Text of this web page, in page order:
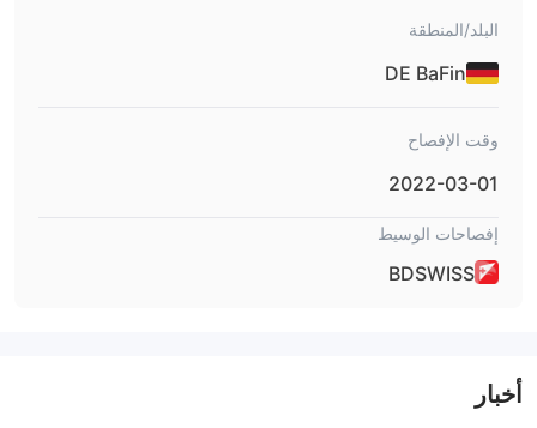
هل BDSWISS شرعي؟
نعم. BDSWISS مرخصة
أدوات السوق
أنواع الحسابات/الرسوم
كلاسيك، VIP، وصفر الانتشار
البلد/المنطقة
DE BaFin
وقت الإفصاح
2022-03-01
إفصاحات الوسيط
BDSWISS
أخبار